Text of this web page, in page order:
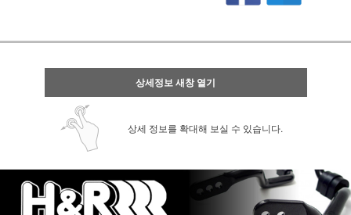
상세정보 새창 열기
상세 정보를 확대해 보실 수 있습니다.